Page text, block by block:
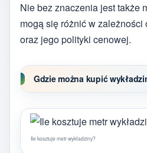
Nie bez znaczenia jest także
mogą się różnić w
oraz jego polityki cenowej.
Gdzie można kupić
Ile kosztuje metr wykładziny?